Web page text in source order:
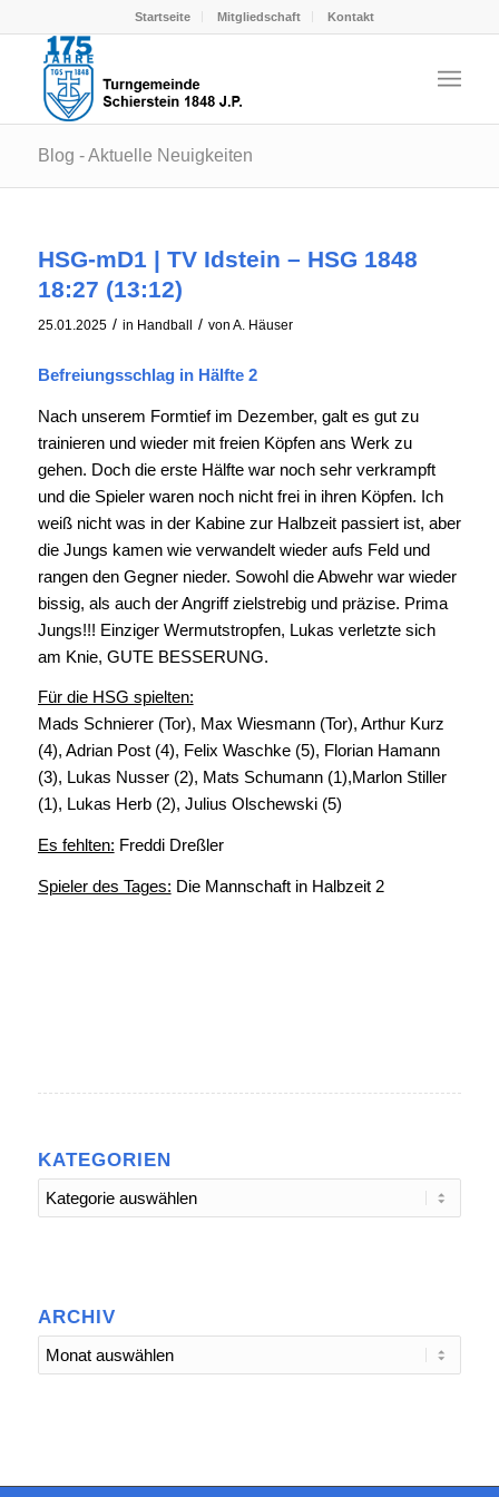
Startseite Mitgliedschaft Kontakt
Blog - Aktuelle Neuigkeiten
HSG-mD1 | TV Idstein – HSG 1848
18:27 (13:12)
25.01.2025 / in Handball / von A. Häuser
Befreiungsschlag in Hälfte 2
Nach unserem Formtief im Dezember, galt es gut zu
trainieren und wieder mit freien Köpfen ans Werk zu
gehen. Doch die erste Hälfte war noch sehr verkrampft
und die Spieler waren noch nicht frei in ihren Köpfen. Ich
weiß nicht was in der Kabine zur Halbzeit passiert ist, aber
die Jungs kamen wie verwandelt wieder aufs Feld und
rangen den Gegner nieder. Sowohl die Abwehr war wieder
bissig, als auch der Angriff zielstrebig und präzise. Prima
Jungs!!! Einziger Wermutstropfen, Lukas verletzte sich
am Knie, GUTE BESSERUNG.
Für die HSG spielten:
Mads Schnierer (Tor), Max Wiesmann (Tor), Arthur Kurz
(4), Adrian Post (4), Felix Waschke (5), Florian Hamann
(3), Lukas Nusser (2), Mats Schumann (1),Marlon Stiller
(1), Lukas Herb (2), Julius Olschewski (5)
Es fehlten: Freddi Dreßler
Spieler des Tages: Die Mannschaft in Halbzeit 2
KATEGORIEN
Kategorien
ARCHIV